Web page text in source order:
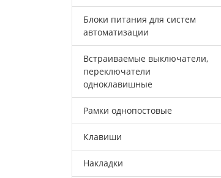
Блоки питания для систем
автоматизации
Встраиваемые выключатели,
переключатели
одноклавишные
Рамки однопостовые
Клавиши
Накладки